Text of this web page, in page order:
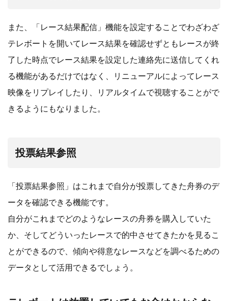
また、「レース結果配信」機能を設定することでわざわざ
テレボートを開いてレース結果を確認せずともレースが終
了した時点でレース結果を設定した連絡先に送信してくれ
る機能があるだけではなく、リニューアルによってレース
映像をリプレイしたり、リアルタイムで視聴することがで
きるようにもなりました。
投票結果参照
「投票結果参照」はこれまで自分が投票してきた舟券のデ
ータを確認できる機能です。
自分がこれまでどのようなレースの舟券を購入していた
か、そしてどういったレースで的中させてきたかを見るこ
とができるので、傾向や得意なレースなどを調べるための
データとして活用できるでしょう。